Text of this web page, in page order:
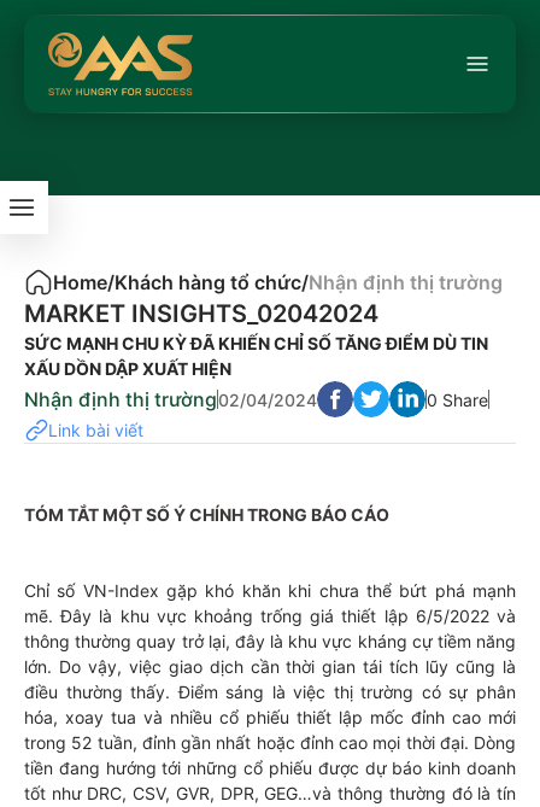
Home/Khách hàng tổ chức/Nhận định thị trường
MARKET INSIGHTS_02042024
SỨC MẠNH CHU KỲ ĐÃ KHIẾN CHỈ SỐ TĂNG ĐIỂM DÙ TIN
XẤU DỒN DẬP XUẤT HIỆN
Nhận định thị trường02/04/2024
0 Share
Link bài viết
TÓM TẮT MỘT SỐ Ý CHÍNH TRONG BÁO CÁO
Chỉ số VN-Index gặp khó khăn khi chưa thể bứt phá mạnh
mẽ. Đây là khu vực khoảng trống giá thiết lập 6/5/2022 và
thông thường quay trở lại, đây là khu vực kháng cự tiềm năng
lớn. Do vậy, việc giao dịch cần thời gian tái tích lũy cũng là
điều thường thấy. Điểm sáng là việc thị trường có sự phân
hóa, xoay tua và nhiều cổ phiếu thiết lập mốc đỉnh cao mới
trong 52 tuần, đỉnh gần nhất hoặc đỉnh cao mọi thời đại. Dòng
tiền đang hướng tới những cổ phiếu được dự báo kinh doanh
tốt như DRC, CSV, GVR, DPR, GEG…và thông thường đó là tín